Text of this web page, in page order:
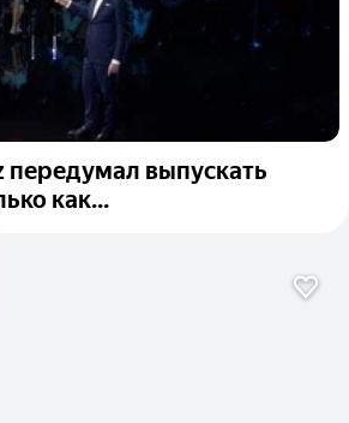
передумал выпускать
как...